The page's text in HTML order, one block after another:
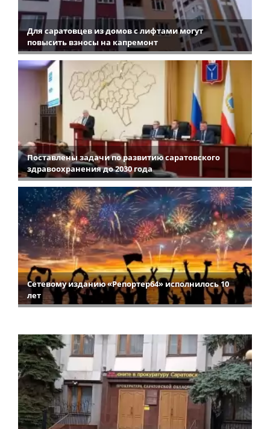
Для саратовцев из домов с лифтами могут
повысить взносы на капремонт
Поставлены задачи по развитию саратовского
здравоохранения до 2030 года
Сетевому изданию «Репортер64» исполнилось 10
лет